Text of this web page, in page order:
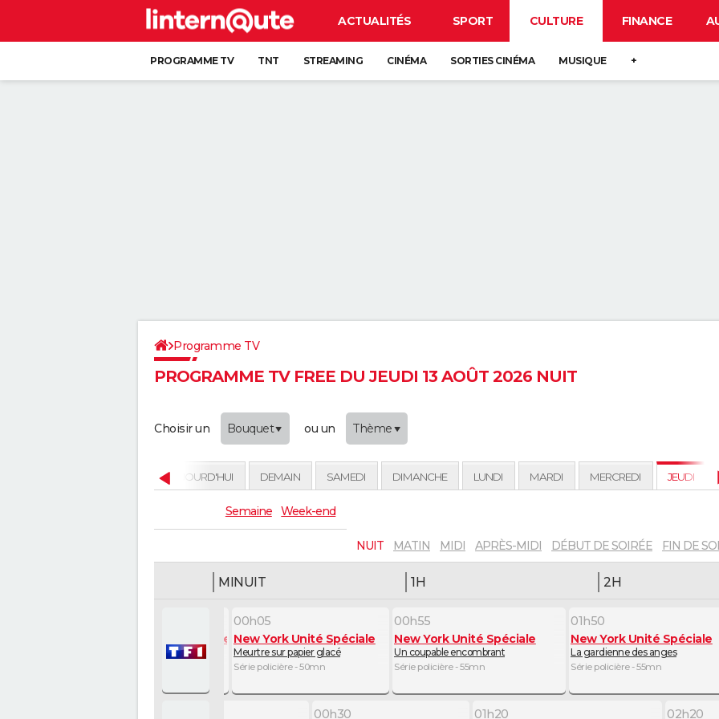
ACTUALITÉS SPORT CULTURE FINANCE
PROGRAMME TV TNT STREAMING CINÉMA SORTIES CINÉMA MUSIQUE +
Programme TV
PROGRAMME TV FREE DU JEUDI 13 AOÛT 2026 NUIT
Choisir un Bouquet ou un Thème
AUJOURD'HUI DEMAIN SAMEDI DIMANCHE LUNDI MARDI MERCREDI JEUDI
Semaine Week-end
NUIT MATIN MIDI APRÈS-MIDI DÉBUT DE SOIRÉE FIN DE
MINUIT 1H 2H
New York Unité Spéciale
Quatre flics en colère
00h05
New York Unité Spéciale
Meurtre sur papier glacé
Série policière - 50mn
00h55
New York Unité Spéciale
Un coupable encombrant
Série policière - 55mn
01h50
New York Unité Spéciale
La gardienne des anges
Série policière - 55mn
00h30
01h20
02h20